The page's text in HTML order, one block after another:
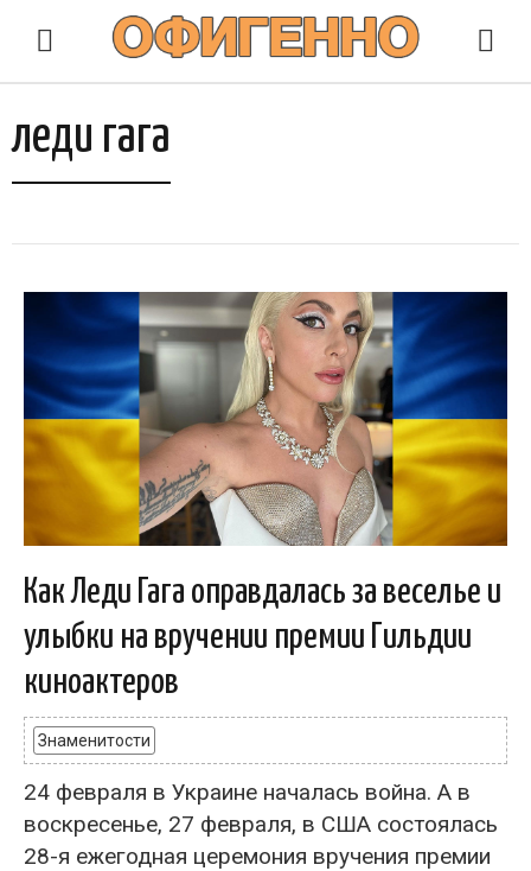
леди гага
Как Леди Гага оправдалась за веселье и
улыбки на вручении премии Гильдии
киноактеров
Знаменитости
24 февраля в Украине началась война. А в
воскресенье, 27 февраля, в США состоялась
28-я ежегодная церемония вручения премии